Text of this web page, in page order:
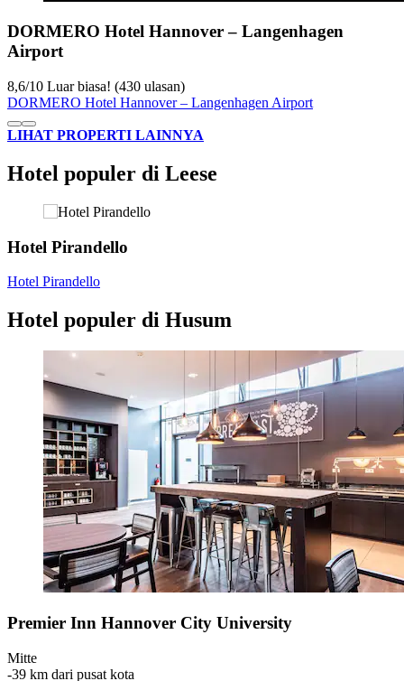
DORMERO Hotel Hannover – Langenhagen
Airport
8,6/10 Luar biasa! (430 ulasan)
DORMERO Hotel Hannover – Langenhagen Airport
LIHAT PROPERTI LAINNYA
Hotel populer di Leese
Hotel Pirandello
Hotel Pirandello
Hotel populer di Husum
Premier Inn Hannover City University
Mitte
‐39 km dari pusat kota